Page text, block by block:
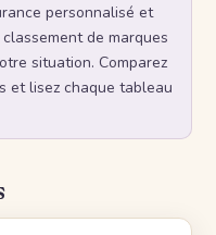
personnalisé et
de marques
situation. Comparez
et lisez chaque tableau